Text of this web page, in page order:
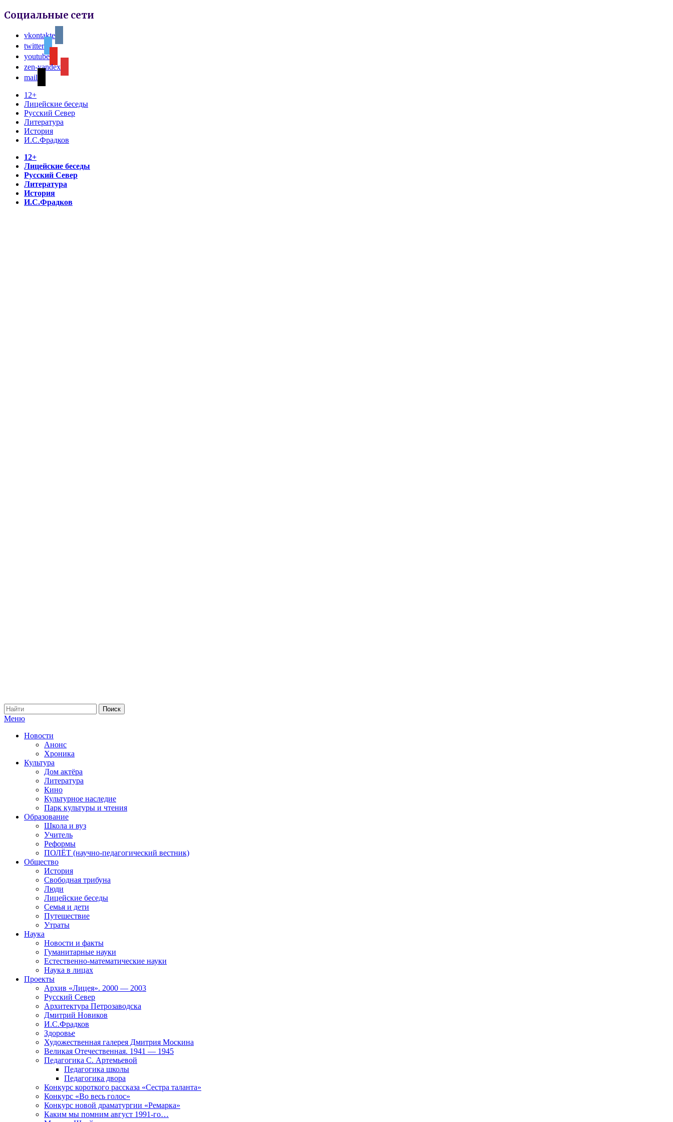
Социальные сети
vkontakte
twitter
youtube
zen-yandex
mail
12+
Лицейские беседы
Русский Север
Литература
История
И.С.Фрадков
12+
Лицейские беседы
Русский Север
Литература
История
И.С.Фрадков
Меню
Новости
Анонс
Хроника
Культура
Дом актёра
Литература
Кино
Культурное наследие
Парк культуры и чтения
Образование
Школа и вуз
Учитель
Реформы
ПОЛЁТ (научно-педагогический вестник)
Общество
История
Свободная трибуна
Люди
Лицейские беседы
Семья и дети
Путешествие
Утраты
Наука
Новости и факты
Гуманитарные науки
Естественно-математические науки
Наука в лицах
Проекты
Архив «Лицея». 2000 — 2003
Русский Север
Архитектура Петрозаводска
Дмитрий Новиков
И.С.Фрадков
Здоровье
Художественная галерея Дмитрия Москина
Великая Отечественная. 1941 — 1945
Педагогика С. Артемьевой
Педагогика школы
Педагогика двора
Конкурс короткого рассказа «Сестра таланта»
Конкурс «Во весь голос»
Конкурс новой драматургии «Ремарка»
Каким мы помним август 1991-го…